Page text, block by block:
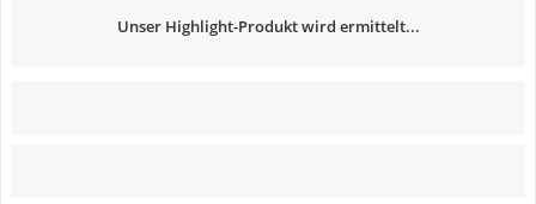
Unser Highlight-Produkt wird ermittelt...